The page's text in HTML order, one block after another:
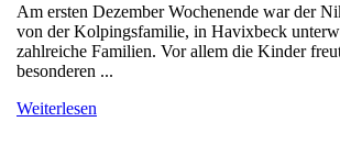
Am ersten Dezember Wochenende war der
von der Kolpingsfamilie, in Havixbeck
zahlreiche Familien. Vor allem die Kinder
besonderen ...
Weiterlesen